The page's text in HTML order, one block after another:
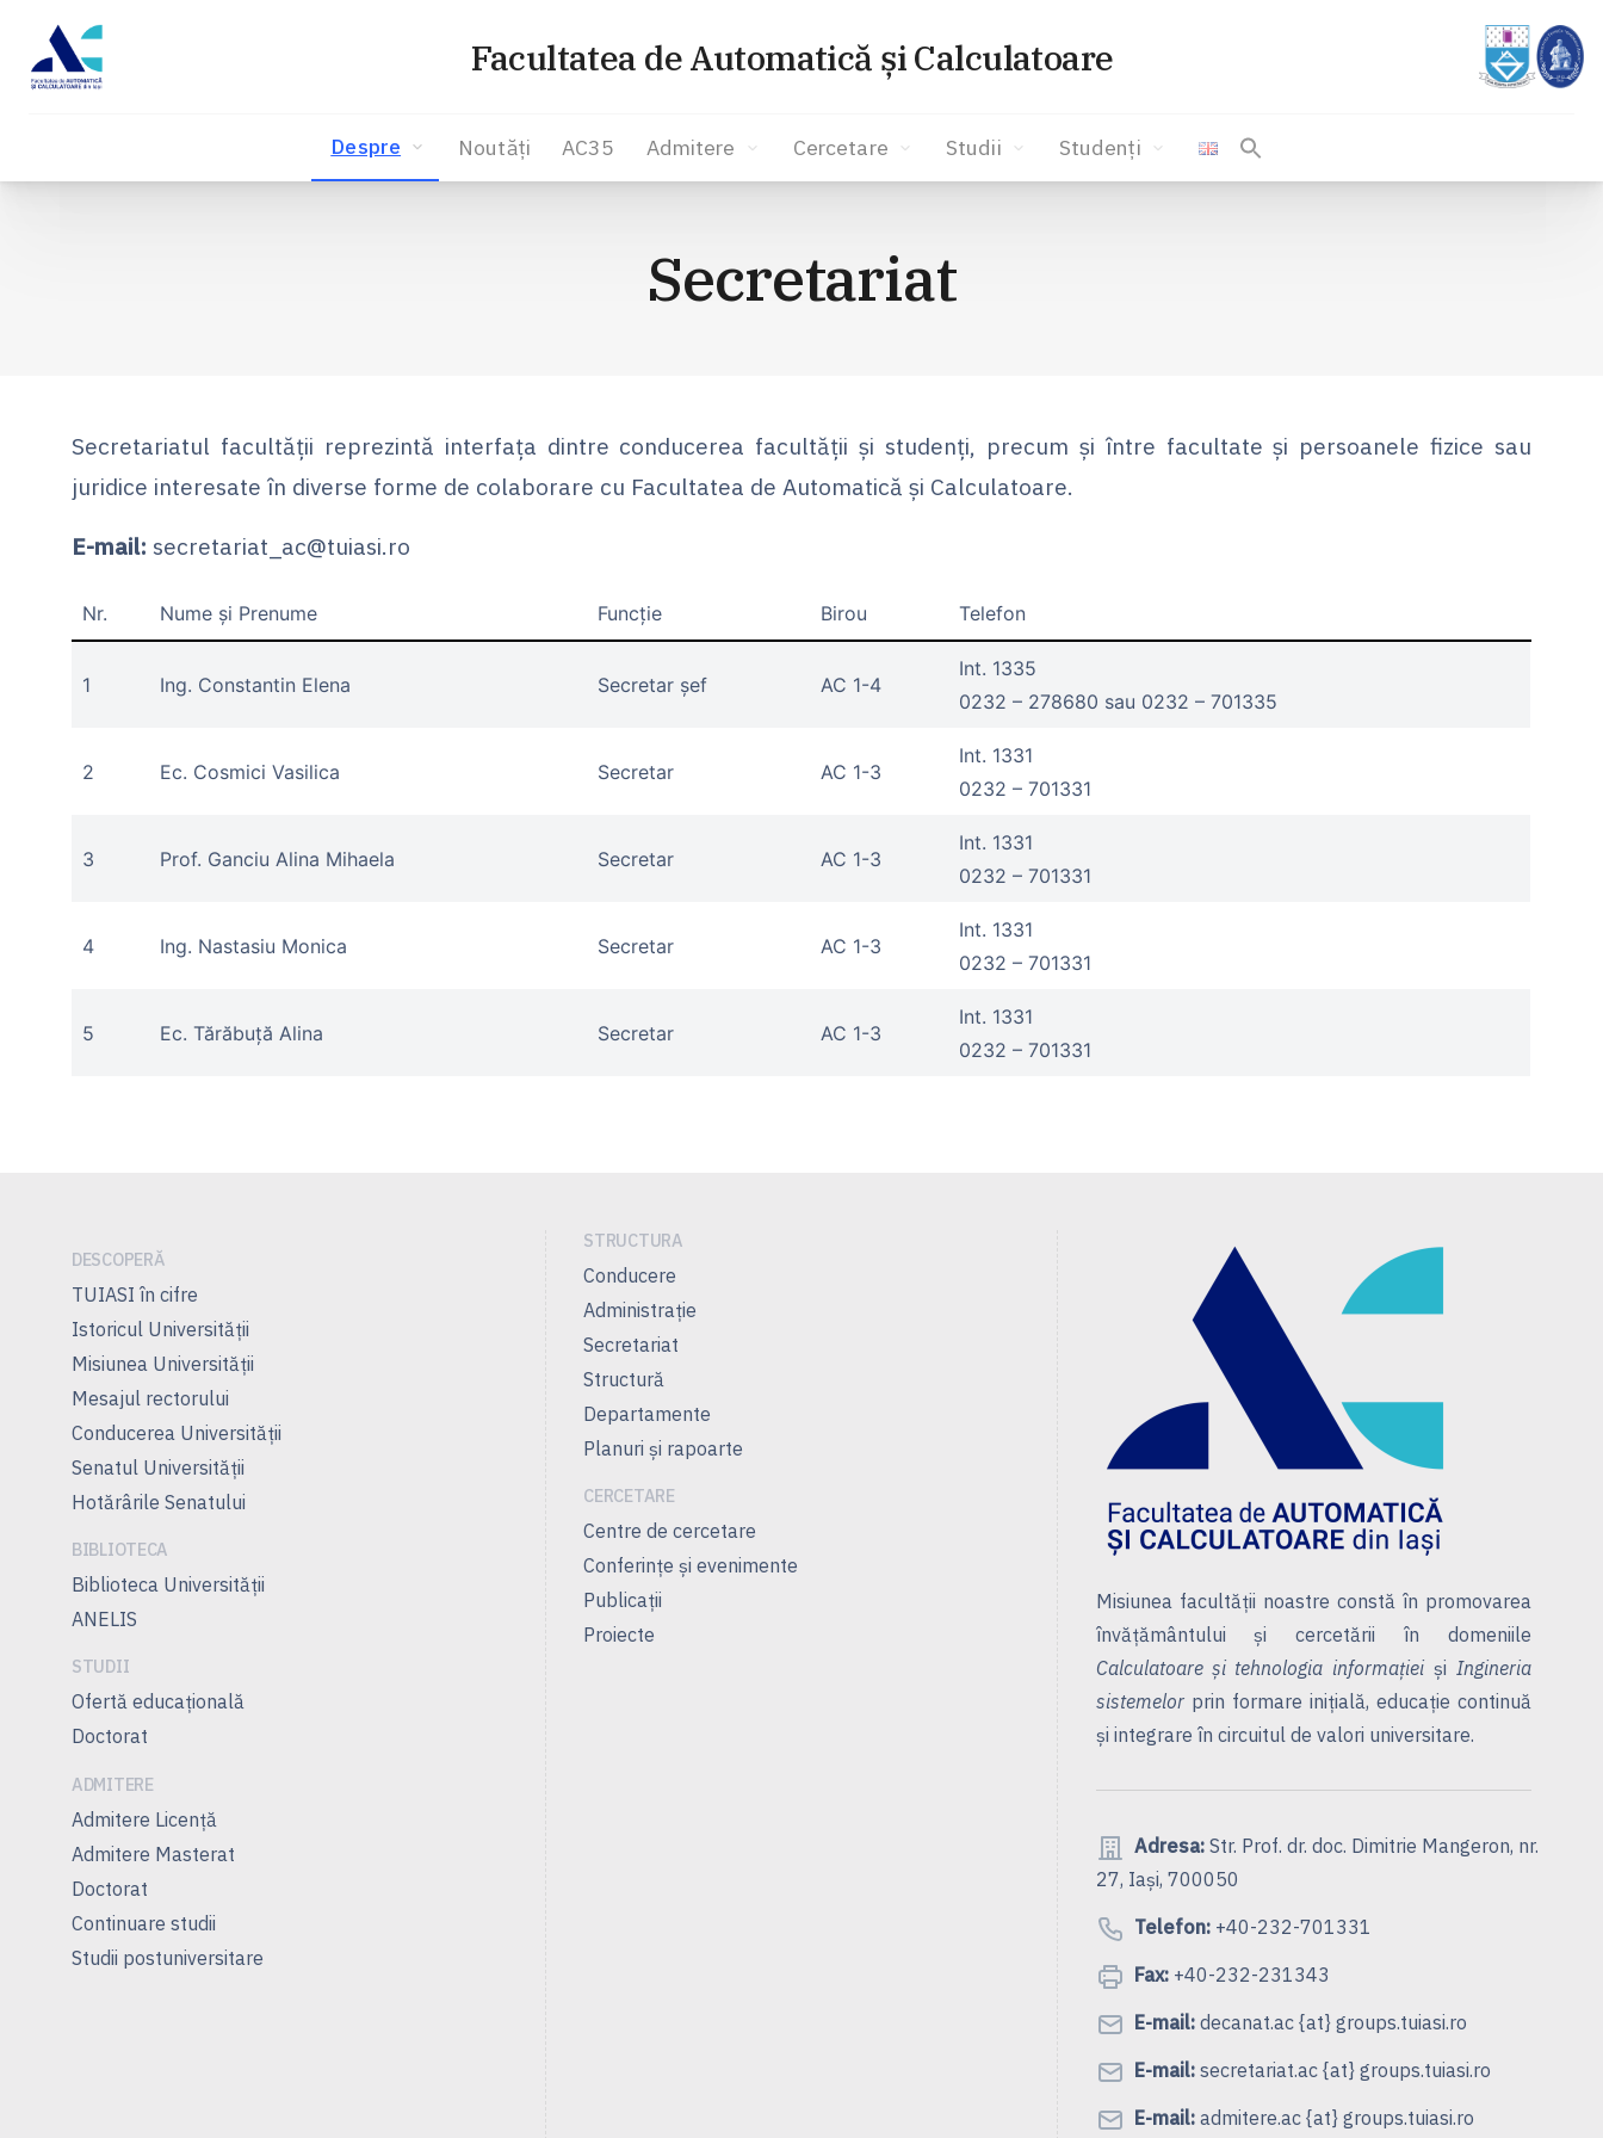
Facultatea de Automatică și Calculatoare
Despre Noutăți AC35 Admitere Cercetare Studii Studenți
Secretariat
Secretariatul facultății reprezintă interfața dintre conducerea facultății și studenți, precum și între facultate și persoanele fizice sau
juridice interesate în diverse forme de colaborare cu Facultatea de Automatică și Calculatoare.
E-mail: secretariat_ac@tuiasi.ro
Nr. Nume și Prenume Funcție Birou Telefon
1 Ing. Constantin Elena Secretar şef AC 1-4
Int. 1335
0232 – 278680 sau 0232 – 701335
2 Ec. Cosmici Vasilica Secretar AC 1-3
Int. 1331
0232 – 701331
3 Prof. Ganciu Alina Mihaela Secretar AC 1-3
Int. 1331
0232 – 701331
4 Ing. Nastasiu Monica Secretar AC 1-3
Int. 1331
0232 – 701331
5 Ec. Tărăbuță Alina Secretar AC 1-3
Int. 1331
0232 – 701331
DESCOPERĂ
TUIASI în cifre
Istoricul Universităţii
Misiunea Universităţii
Mesajul rectorului
Conducerea Universităţii
Senatul Universității
Hotărârile Senatului
BIBLIOTECA
Biblioteca Universității
ANELIS
STUDII
Ofertă educațională
Doctorat
ADMITERE
Admitere Licență
Admitere Masterat
Doctorat
Continuare studii
Studii postuniversitare
STRUCTURA
Conducere
Administrație
Secretariat
Structură
Departamente
Planuri și rapoarte
CERCETARE
Centre de cercetare
Conferințe și evenimente
Publicații
Proiecte
Misiunea facultății noastre constă în promovarea
învățământului și cercetării în domeniile
Calculatoare și tehnologia informațieiși Ingineria
sistemelorprin formare inițială, educație continuă
și integrare în circuitul de valori universitare.
Adresa:Str. Prof. dr. doc. Dimitrie Mangeron, nr.
27, Iași, 700050
Telefon:+40-232-701331
Fax:+40-232-231343
E-mail:decanat.ac {at} groups.tuiasi.ro
E-mail:secretariat.ac {at} groups.tuiasi.ro
E-mail:admitere.ac {at} groups.tuiasi.ro